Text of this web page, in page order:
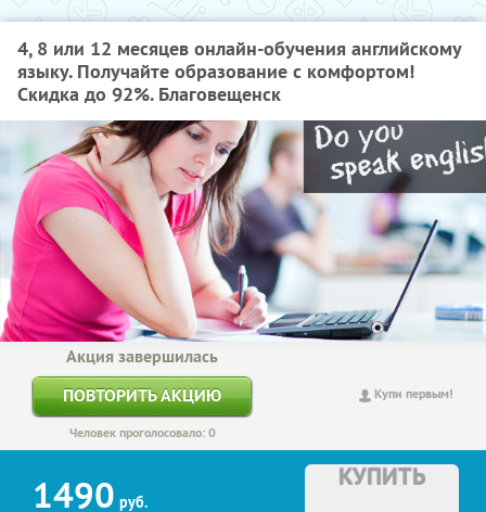
4, 8 или 12 месяцев онлайн-обучения английскому
языку. Получайте образование с комфортом!
Скидка до 92%. Благовещенск
Купи первым!
Акция завершилась
ПОВТОРИТЬ АКЦИЮ
Человек проголосовало: 0
1490 руб.
КУПИТЬ